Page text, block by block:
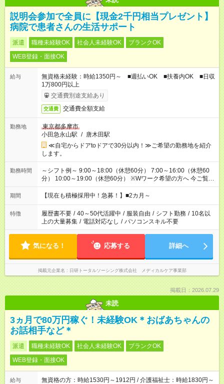
説明会参加で全員に【現金2千円相当プレゼント】
病院で患者さんの生活サポート
派遣 職種未経験OK 社会人未経験OK
ブランクOK
WEB登録・面接OK
給与
無資格未経験：時給1350円～ ■週払いOK ■扶養内OK ■日収
1万800円以上
交通費別途支給あり
交通費 交通費全額支給
勤務地
東京都多摩市
小田急永山駅 / 唐木田駅
≪自宅からドアtoドアで30分以内！≫ご希望の勤務地を紹介
します。
勤務時間
～シフト例～ 9:00～18:00（休憩60分） 7:00～16:00（休憩60
分） 10:00～19:00（休憩60分） ※Wワーク希望の方へ 今ご覧の
お仕事で希望する勤務時間と、もう1つのお仕事の勤務時間の合
計が 週40時間を超えなければOKです。
期間 【現在も積極採用中！急募！】■2カ月～
特徴 履歴書不要 / 40～50代活躍中 / 服装自由 / シフト勤務 / 10名以
上の大量募集 / 電話対応なし / パソコンスキル不要
気になる！ 応募する 詳細へ
掲載元企業名 日研トータルソーシング株式会社 メディカルケア事業部
掲載日：2026.07.29
未読
3ヵ月で80万円稼ぐ！未経験OK＊おばあちゃんの
お話相手など＊
派遣 職種未経験OK 社会人未経験OK
ブランクOK
WEB登録・面接OK
給与
無資格の方：時給1530円～1912円 / 介護福祉士：時給1830円～